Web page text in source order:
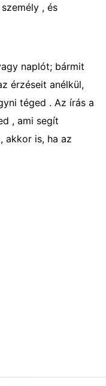
, és
naplót; bármit
érzéseit anélkül,
téged . Az írás a
, ami segít
akkor is, ha az